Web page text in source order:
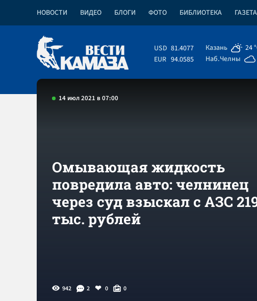
НОВОСТИ ВИДЕО БЛОГИ ФОТО БИБЛИОТЕКА ГАЗЕТА
USD 81.4077
EUR 94.0585
Казань
24
Наб.Челны
14 июл 2021 в 07:00
Омывающая жидкость
повредила авто: челнинец
через суд взыскал с АЗС
тыс. рублей
942 2 0 0